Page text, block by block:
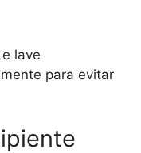
lave
para evitar